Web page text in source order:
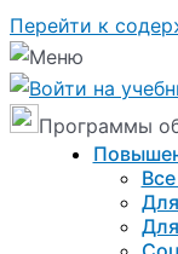
Перейти к
Программы